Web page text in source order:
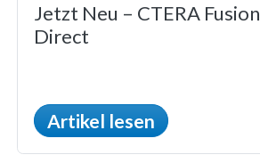
Jetzt Neu – CTERA Fusion
Direct
Artikel lesen